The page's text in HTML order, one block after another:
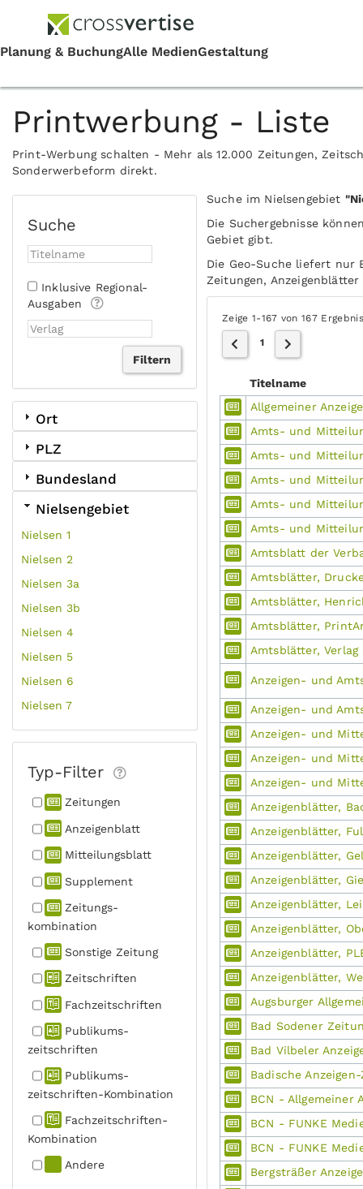
Printwerbung - Liste
Print-Werbung schalten - Mehr als 12.000 Zeitungen,
Sonderwerbeform direkt.
Suche
Inklusive Regional-
Ausgaben
Ort
PLZ
Bundesland
Nielsengebiet
Nielsen 1
Nielsen 2
Nielsen 3a
Nielsen 3b
Nielsen 4
Nielsen 5
Nielsen 6
Nielsen 7
Typ-Filter
Zeitungen
Anzeigen­blatt
Mitteilungs­blatt
Supplement
Zeitungs­
kombination
Sonstige Zeitung
Zeitschriften
Fachzeit­schriften
Publikums­
zeitschriften
Publikums­
zeitschriften-Kombination
Fachzeit­schriften-
Kombination
Andere
Suche im Nielsengebiet
Die Suchergebnisse
Gebiet gibt.
Die Geo-Suche liefert nur
Zeitungen,
Zeige 1-167 von 167
1
Titelname
Allgemeiner
Amts- und
Amts- und
Amts- und
Amts- und
Amts- und
Amtsblatt der
Amtsblätter,
Amtsblätter,
Amtsblätter,
Amtsblätter, Verlag
Anzeigen- und
Anzeigen- und
Anzeigen- und
Anzeigen- und
Anzeigen- und
Anzeigenblätter,
Anzeigenblätter,
Anzeigenblätter,
Anzeigenblätter,
Anzeigenblätter,
Anzeigenblätter,
Anzeigenblätter,
Anzeigenblätter,
Augsburger
Bad Sodener
Bad Vilbeler
Badische
BCN - Allgemeiner
BCN - FUNKE
BCN - FUNKE
Bergsträßer